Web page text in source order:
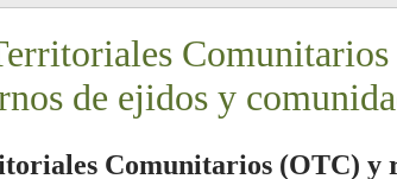
de ejidos y
Comunitarios (OTC) y